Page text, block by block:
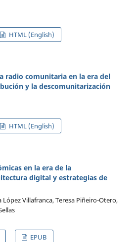
HTML (English)
radio comunitaria en la era del
y la descomunitarización
HTML (English)
en la era de la
digital y estrategias de
Villafranca, Teresa Piñeiro-Otero,
EPUB